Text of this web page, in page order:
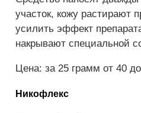
участок, кожу растирают
усилить эффект
накрывают специальной
Цена: за 25 грамм от 40
Никофлекс